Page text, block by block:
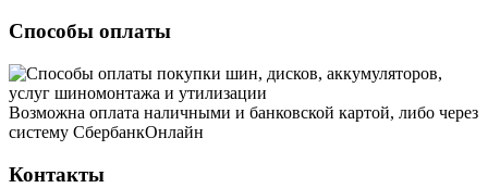
Способы оплаты
Возможна оплата наличными и банковской картой, либо через
систему СбербанкОнлайн
Контакты